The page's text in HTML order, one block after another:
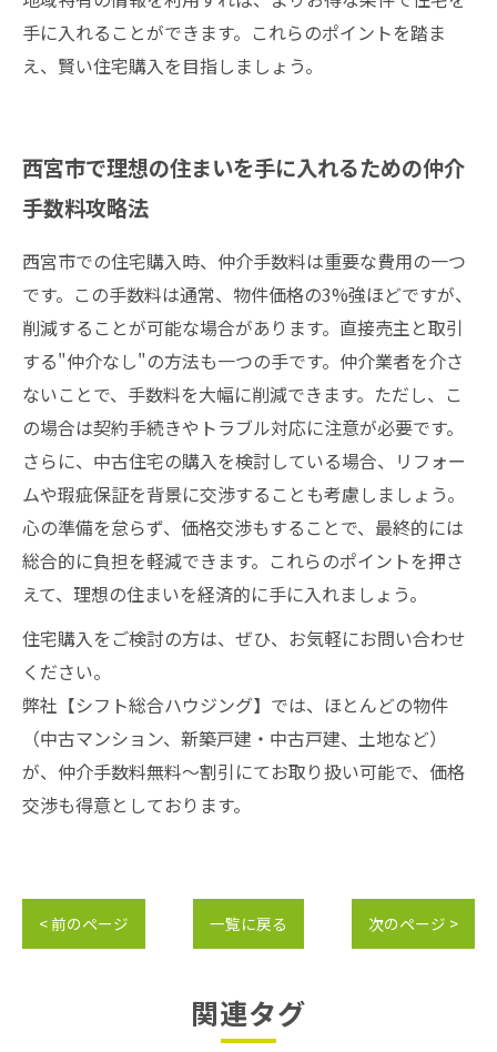
手に入れることができます。これらのポイントを踏ま
え、賢い住宅購入を目指しましょう。
西宮市で理想の住まいを手に入れるための仲介
手数料攻略法
西宮市での住宅購入時、仲介手数料は重要な費用の一つ
です。この手数料は通常、物件価格の3%強ほどですが、
削減することが可能な場合があります。直接売主と取引
する"仲介なし"の方法も一つの手です。仲介業者を介さ
ないことで、手数料を大幅に削減できます。ただし、こ
の場合は契約手続きやトラブル対応に注意が必要です。
さらに、中古住宅の購入を検討している場合、リフォー
ムや瑕疵保証を背景に交渉することも考慮しましょう。
心の準備を怠らず、価格交渉もすることで、最終的には
総合的に負担を軽減できます。これらのポイントを押さ
えて、理想の住まいを経済的に手に入れましょう。
住宅購入をご検討の方は、ぜひ、お気軽にお問い合わせ
ください。
弊社【シフト総合ハウジング】では、ほとんどの物件
（中古マンション、新築戸建・中古戸建、土地など）
が、仲介手数料無料～割引にてお取り扱い可能で、価格
交渉も得意としております。
< 前のページ 一覧に戻る 次のページ >
関連タグ